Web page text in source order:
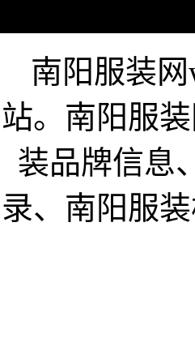
南阳服装
站。南阳服
装品牌信息
录、南阳服